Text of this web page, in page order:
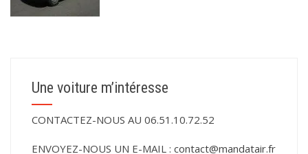
Une voiture m’intéresse
CONTACTEZ-NOUS AU 06.51.10.72.52
ENVOYEZ-NOUS UN E-MAIL : contact@mandatair.fr